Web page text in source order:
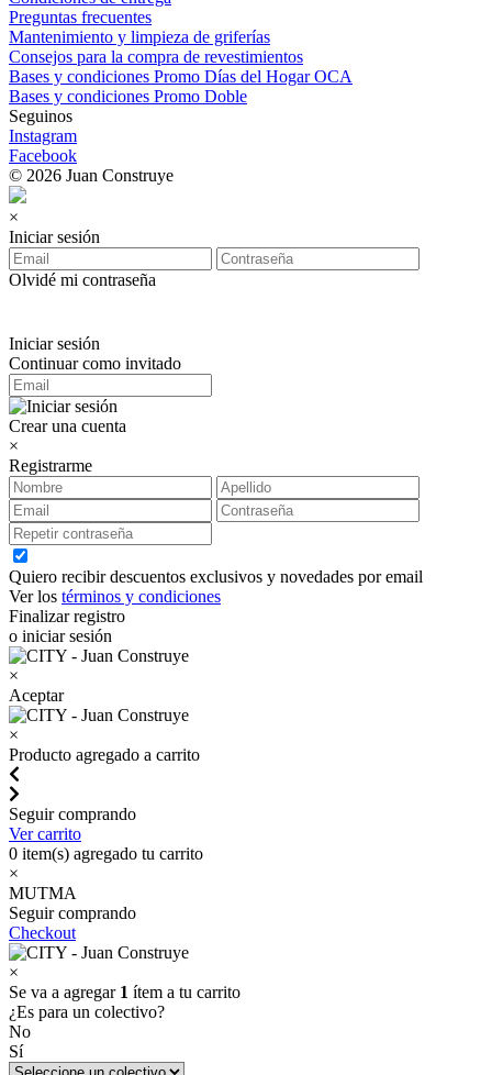
Preguntas frecuentes
Mantenimiento y limpieza de griferías
Consejos para la compra de revestimientos
Bases y condiciones Promo Días del Hogar OCA
Bases y condiciones Promo Doble
Seguinos
Instagram
Facebook
© 2026 Juan Construye
×
Iniciar sesión
Olvidé mi contraseña
Iniciar sesión
Continuar como invitado
Crear una cuenta
×
Registrarme
Quiero recibir descuentos exclusivos y novedades por email
Ver los términos y condiciones
Finalizar registro
o iniciar sesión
×
Aceptar
×
Producto agregado a carrito
Seguir comprando
Ver carrito
0 item(s) agregado tu carrito
×
MUTMA
Seguir comprando
Checkout
×
Se va a agregar 1 ítem a tu carrito
¿Es para un colectivo?
No
Sí